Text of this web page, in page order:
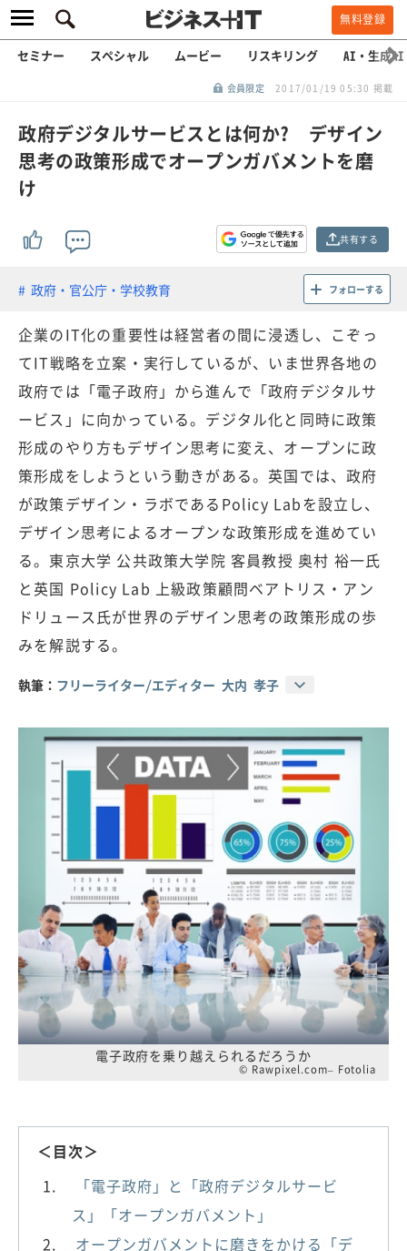
無料登録
セミナー スペシャル ムービー リスキリング AI・生成AI
会員限定 2017/01/19 05:30 掲載
政府デジタルサービスとは何か? デザイン
思考の政策形成でオープンガバメントを磨
け
共有する
政府・官公庁・学校教育 フォローする
企業のIT化の重要性は経営者の間に浸透し、こぞっ
てIT戦略を立案・実行しているが、いま世界各地の
政府では「電子政府」から進んで「政府デジタルサ
ービス」に向かっている。デジタル化と同時に政策
形成のやり方もデザイン思考に変え、オープンに政
策形成をしようという動きがある。英国では、政府
が政策デザイン・ラボであるPolicy Labを設立し、
デザイン思考によるオープンな政策形成を進めてい
る。東京大学 公共政策大学院 客員教授 奥村 裕一氏
と英国 Policy Lab 上級政策顧問ベアトリス・アン
ドリュース氏が世界のデザイン思考の政策形成の歩
みを解説する。
執筆： フリーライター/エディター 大内 孝子
電子政府を乗り越えられるだろうか
© Rawpixel.com– Fotolia
＜目次＞
「電子政府」と「政府デジタルサービ
ス」「オープンガバメント」
オープンガバメントに磨きをかける「デ